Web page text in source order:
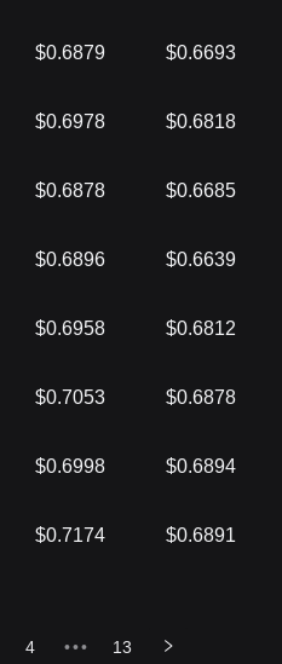
$0.6879 $0.6693
$0.6978 $0.6818
$0.6878 $0.6685
$0.6896 $0.6639
$0.6958 $0.6812
$0.7053 $0.6878
$0.6998 $0.6894
$0.7174 $0.6891
4 ••• 13